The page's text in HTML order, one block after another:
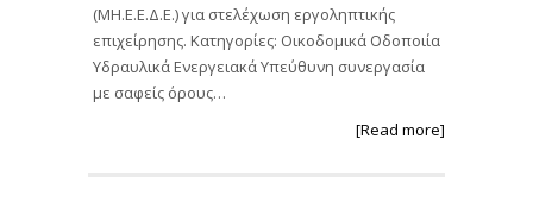
(ΜΗ.Ε.Ε.Δ.Ε.) για στελέχωση εργοληπτικής
επιχείρησης. Κατηγορίες: Οικοδομικά Οδοποιία
Υδραυλικά Ενεργειακά Υπεύθυνη συνεργασία
με σαφείς όρους…
[Read more]